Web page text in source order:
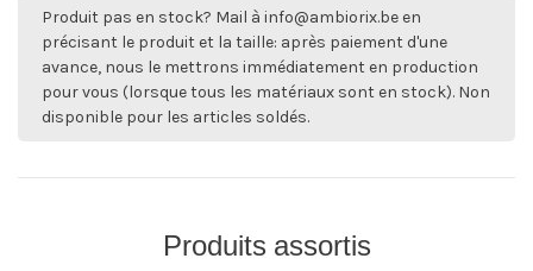
Produit pas en stock? Mail à info@ambiorix.be en
précisant le produit et la taille: après paiement d'une
avance, nous le mettrons immédiatement en production
pour vous (lorsque tous les matériaux sont en stock). Non
disponible pour les articles soldés.
Produits assortis